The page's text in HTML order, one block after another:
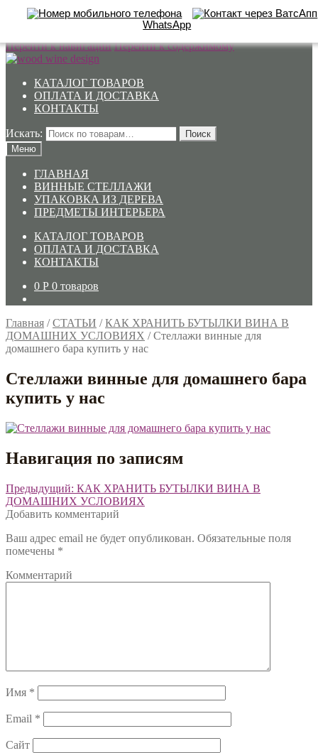
WhatsApp
Перейти к навигации Перейти к содержимому
КАТАЛОГ ТОВАРОВ
ОПЛАТА И ДОСТАВКА
КОНТАКТЫ
Искать:
Поиск
Меню
ГЛАВНАЯ
ВИННЫЕ СТЕЛЛАЖИ
УПАКОВКА ИЗ ДЕРЕВА
ПРЕДМЕТЫ ИНТЕРЬЕРА
КАТАЛОГ ТОВАРОВ
ОПЛАТА И ДОСТАВКА
КОНТАКТЫ
0 Р 0 товаров
Главная /СТАТЬИ /КАК ХРАНИТЬ БУТЫЛКИ ВИНА В
ДОМАШНИХ УСЛОВИЯХ /Стеллажи винные для
домашнего бара купить у нас
Стеллажи винные для домашнего бара
купить у нас
Навигация по записям
Предыдущий: КАК ХРАНИТЬ БУТЫЛКИ ВИНА В
ДОМАШНИХ УСЛОВИЯХ
Добавить комментарий
Ваш адрес email не будет опубликован. Обязательные поля
помечены *
Комментарий
Имя *
Email *
Сайт